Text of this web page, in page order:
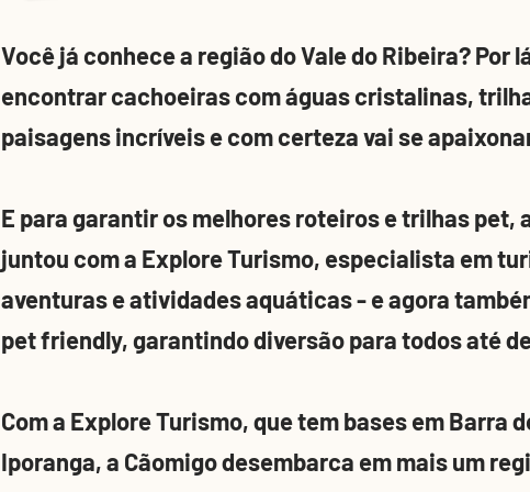
Você já conhece a região do Vale do Ribeira? Por
encontrar cachoeiras com águas cristalinas,
paisagens incríveis e com certeza vai se
E para garantir os melhores roteiros e trilhas pet,
juntou com a Explore Turismo, especialista em
aventuras e atividades aquáticas - e agora
pet friendly, garantindo diversão para todos até
Com a Explore Turismo, que tem bases em Barra
Iporanga, a Cãomigo desembarca em mais um